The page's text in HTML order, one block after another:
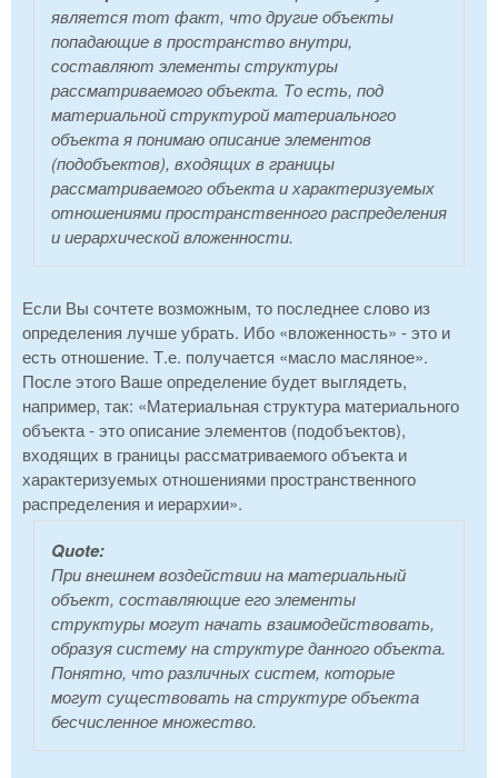
является тот факт, что другие объекты
попадающие в пространство внутри,
составляют элементы структуры
рассматриваемого объекта. То есть, под
материальной структурой материального
объекта я понимаю описание элементов
(подобъектов), входящих в границы
рассматриваемого объекта и характеризуемых
отношениями пространственного распределения
и иерархической вложенности.
Если Вы сочтете возможным, то последнее слово из
определения лучше убрать. Ибо «вложенность» - это и
есть отношение. Т.е. получается «масло масляное».
После этого Ваше определение будет выглядеть,
например, так: «Материальная структура материального
объекта - это описание элементов (подобъектов),
входящих в границы рассматриваемого объекта и
характеризуемых отношениями пространственного
распределения и иерархии».
Quote:
При внешнем воздействии на материальный
объект, составляющие его элементы
структуры могут начать взаимодействовать,
образуя систему на структуре данного объекта.
Понятно, что различных систем, которые
могут существовать на структуре объекта
бесчисленное множество.